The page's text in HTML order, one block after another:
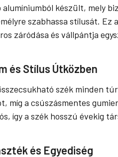
készült, mely
szabhassa stílusát.
záródása és vállpántja
és Stílus Útközben
szék minden
míg a csúszásmentes
így a szék hosszú évekig
és Egyediség